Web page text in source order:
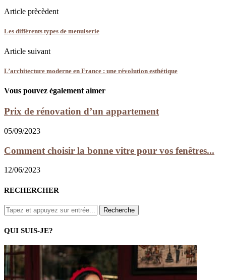
Article prècèdent
Les différents types de menuiserie
Article suivant
L’architecture moderne en France : une révolution esthétique
Vous pouvez également aimer
Prix de rénovation d’un appartement
05/09/2023
Comment choisir la bonne vitre pour vos fenêtres...
12/06/2023
RECHERCHER
QUI SUIS-JE?